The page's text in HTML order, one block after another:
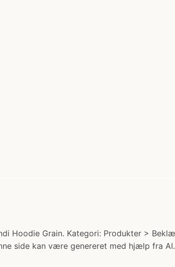
Hoodie Grain. Kategori: Produkter >
side kan være genereret med hjælp fra AI.